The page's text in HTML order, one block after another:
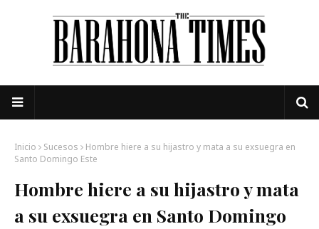
Inicio Sucesos
Hombre hiere a su hijastro y mata a su exsuegra en
Santo Domingo Este
Hombre hiere a su hijastro y mata
a su exsuegra en Santo Domingo